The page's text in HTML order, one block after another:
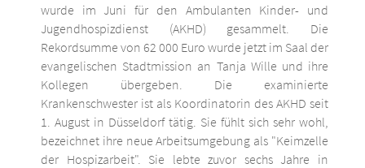
wurde im Juni für den Ambulanten Kinder- und
Jugendhospizdienst (AKHD) gesammelt. Die
Rekordsumme von 62 000 Euro wurde jetzt im Saal der
evangelischen Stadtmission an Tanja Wille und ihre
Kollegen übergeben. Die examinierte
Krankenschwester ist als Koordinatorin des AKHD seit
1. August in Düsseldorf tätig. Sie fühlt sich sehr wohl,
bezeichnet ihre neue Arbeitsumgebung als "Keimzelle
der Hospizarbeit". Sie lebte zuvor sechs Jahre in